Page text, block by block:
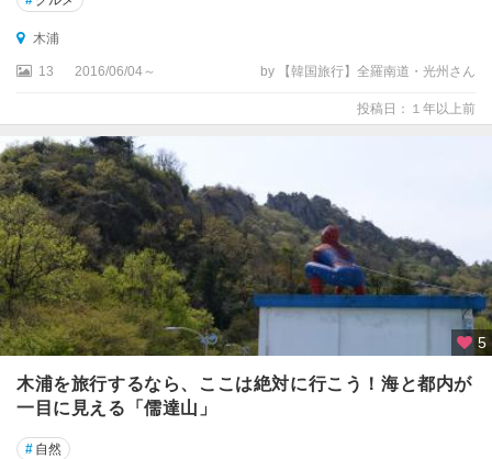
木浦
13 2016/06/04～ by 【韓国旅行】全羅南道・光州さん
投稿日：１年以上前
5
木浦を旅行するなら、ここは絶対に行こう！海と都内が
一目に見える「儒達山」
# 自然